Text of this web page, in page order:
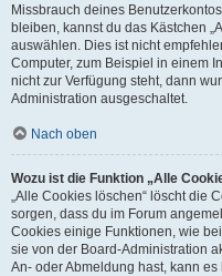
Missbrauch deines
bleiben, kannst du das Kästchen
auswählen. Dies ist nicht
Computer, zum Beispiel in einem
nicht zur Verfügung steht, dann
Administration ausgeschaltet.
Nach oben
Wozu ist die Funktion „Alle
„Alle Cookies löschen“ löscht die
sorgen, dass du im Forum
Cookies einige Funktionen, wie
sie von der Board-Administration
An- oder Abmeldung hast, kann